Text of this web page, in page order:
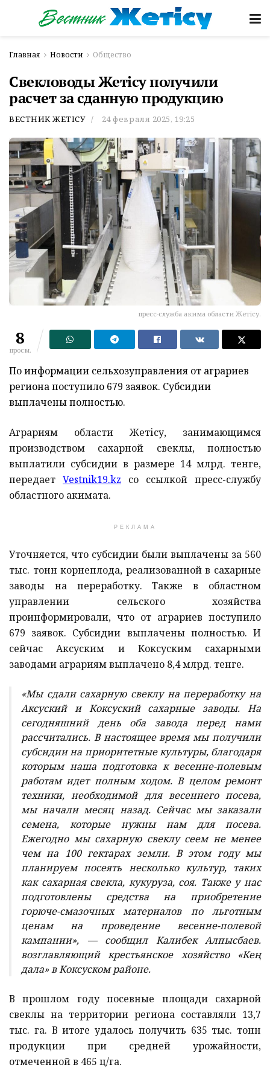
Главная Новости Общество
Свекловоды Жетicу получили
расчет за сданную продукцию
ВЕСТНИК ЖЕТІСУ 24 февраля 2025, 19:25
пресс-служба акима области Жетісу.
8
просм.
По информации сельхозуправления от аграриев
региона поступило 679 заявок. Субсидии
выплачены полностью.
Аграриям области Жетісу, занимающимся
производством сахарной свеклы, полностью
выплатили субсидии в размере 14 млрд. тенге,
передает Vestnik19.kz
со ссылкой пресс-службу
областного акимата.
РЕКЛАМА
Уточняется, что субсидии были выплачены за 560
тыс. тонн корнеплода, реализованной в сахарные
заводы на переработку. Также в областном
управлении сельского хозяйства
проинформировали, что от аграриев поступило
679 заявок. Субсидии выплачены полностью. И
сейчас Аксуским и Коксуским сахарными
заводами аграриям выплачено 8,4 млрд. тенге.
«Мы сдали сахарную свеклу на переработку на
Аксуский и Коксуский сахарные заводы. На
сегодняшний день оба завода перед нами
рассчитались. В настоящее время мы получили
субсидии на приоритетные культуры, благодаря
которым наша подготовка к весенне-полевым
работам идет полным ходом. В целом ремонт
техники, необходимой для весеннего посева,
мы начали месяц назад. Сейчас мы заказали
семена, которые нужны нам для посева.
Ежегодно мы сахарную свеклу сеем не менее
чем на 100 гектарах земли. В этом году мы
планируем посеять несколько культур, таких
как сахарная свекла, кукуруза, соя. Также у нас
подготовлены средства на приобретение
горюче-смазочных материалов по льготным
ценам на проведение весенне-полевой
кампании», — сообщил Калибек Алпысбаев.
возглавляющий крестьянское хозяйство «Кең
дала» в Коксуском районе.
В прошлом году посевные площади сахарной
свеклы на территории региона составляли 13,7
тыс. га. В итоге удалось получить 635 тыс. тонн
продукции при средней урожайности,
отмеченной в 465 ц/га.